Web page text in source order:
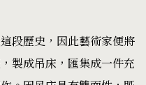
段歷史，因此藝術家便將
製成吊床，匯集成一件充